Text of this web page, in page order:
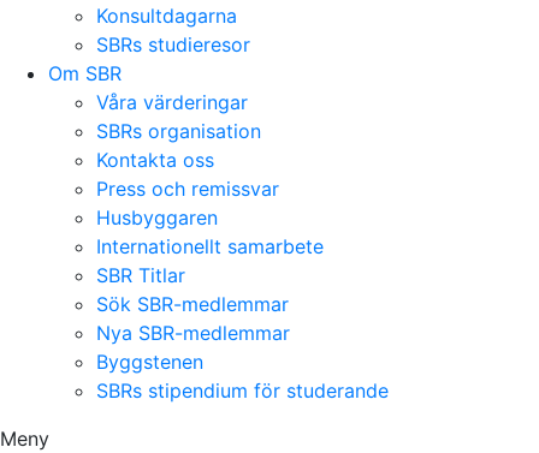
Konsultdagarna
SBRs studieresor
Om SBR
Våra värderingar
SBRs organisation
Kontakta oss
Press och remissvar
Husbyggaren
Internationellt samarbete
SBR Titlar
Sök SBR-medlemmar
Nya SBR-medlemmar
Byggstenen
SBRs stipendium för studerande
Meny